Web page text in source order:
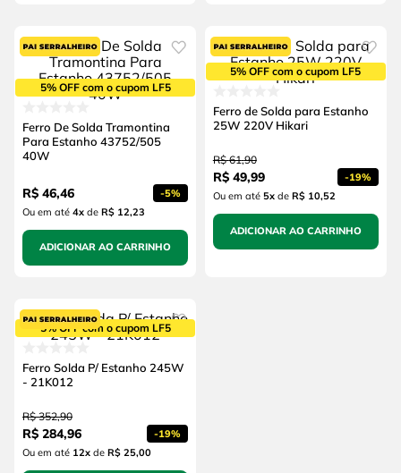
5% OFF com o cupom LF5
Ferro De Solda Tramontina
Para Estanho 43752/505
40W
R$ 46,46 -5%
Ou em até 4xde R$ 12,23
ADICIONAR AO CARRINHO
5% OFF com o cupom LF5
Ferro de Solda para Estanho
25W 220V Hikari
R$ 61,90
R$ 49,99 -19%
Ou em até 5xde R$ 10,52
ADICIONAR AO CARRINHO
5% OFF com o cupom LF5
Ferro Solda P/ Estanho 245W
- 21K012
R$ 352,90
R$ 284,96 -19%
Ou em até 12xde R$ 25,00